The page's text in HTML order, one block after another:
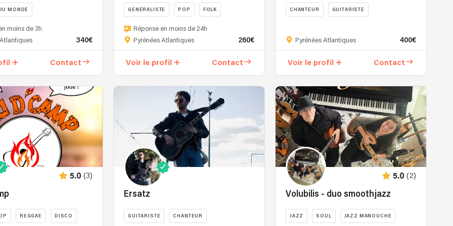
MONDE
moins de 3h
340€
Contact
GENERALISTE POP FOLK
vous
souhaitez
musique
"Live",
je
suis
votre
Réponse en moins de 24h
Pyrénées Atlantiques
260€
Voir le profil Contact
CHANTEUR GUITARISTE
Valiente
emmène
univers
de
rythmes
et
de
mélodies
entraînantes.
Plongez
au
cœur
cultures
Pyrénées Atlantiques 400€
Voir le profil Contact
5.0 (3)
REGGAE DISCO
Ersatz
GUITARISTE CHANTEUR
5.0 (2)
Volubilis - duo smoothjazz
JAZZ SOUL JAZZ MANOUCHE